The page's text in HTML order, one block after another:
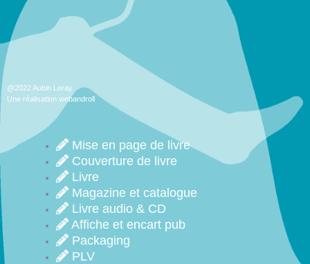
@2022 Aubin Leray
Une réalisation webandroll
Mise en page de livre
Couverture de livre
Livre
Magazine et catalogue
Livre audio & CD
Affiche et encart pub
Packaging
PLV